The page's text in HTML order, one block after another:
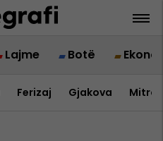
Lajme Botë
Ferizaj Gjakova